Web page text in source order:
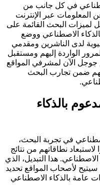
في كل جانب من
المعلومات عبر الإنترنت
لميزات البحث القائمة على
الاصطناعي ووضع
لدى الناشرين ومقدمي
الواردة إليهم ومستقبل
الآن لمشرفي المواقع
ضمن تجارب البحث
بالذكاء
في تجربة البحث،
نطاقاتهم من نتائج
هذا التبديل، الذي
لأصحاب المواقع تحديد
عامة بالذكاء الاصطناعي